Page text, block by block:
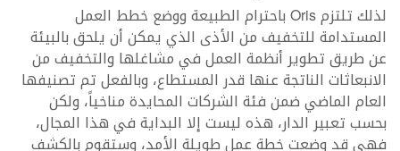
لذلك تلتزم Oris باحترام الطبيعة ووضع خطط العمل
المستدامة للتخفيف من الأذى الذي يمكن أن يلحق بالبيئة
عن طريق تطوير أنظمة العمل في مشاغلها والتخفيف من
الانبعاثات الناتجة عنها قدر المستطاع، وبالفعل تم تصنيفها
العام الماضي ضمن فئة الشركات المحايدة مناخياً، ولكن
بحسب تعبير الدار، هذه ليست إلا البداية في هذا المجال،
فهي قد وضعت خطة عمل طويلة الأمد، وستقوم بالكشف